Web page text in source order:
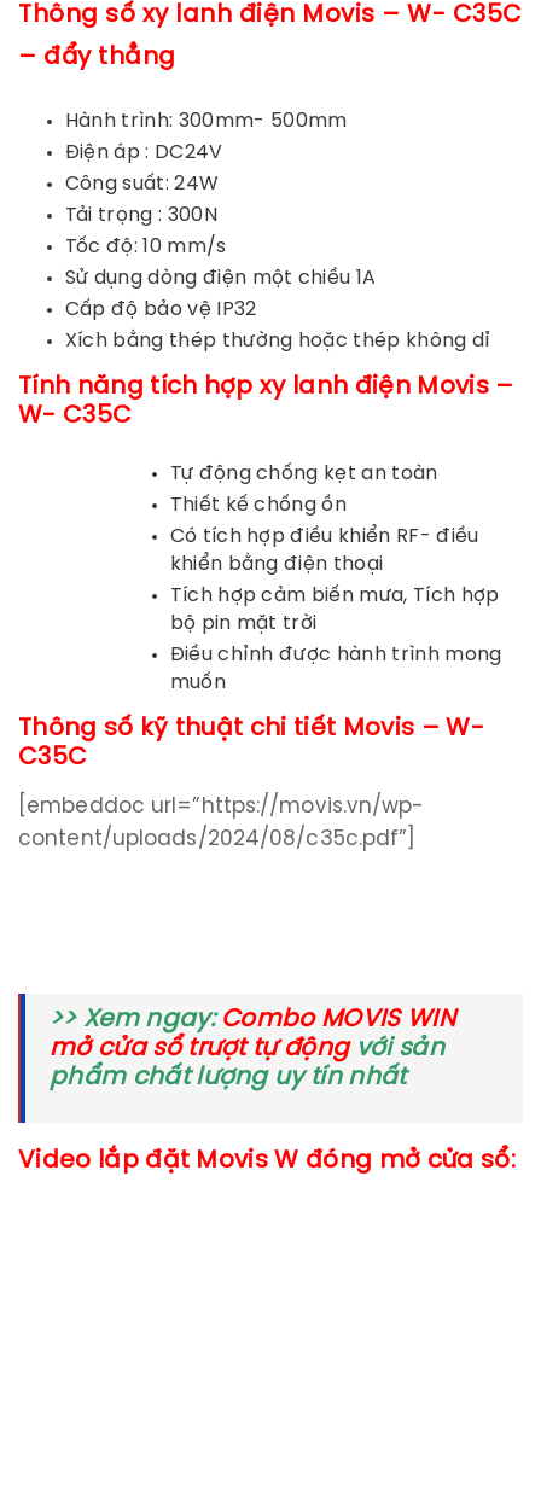
Thông số xy lanh điện Movis – W- C35C
– đẩy thẳng
Hành trình: 300mm- 500mm
Điện áp : DC24V
Công suất: 24W
Tải trọng : 300N
Tốc độ: 10 mm/s
Sử dụng dòng điện một chiều 1A
Cấp độ bảo vệ IP32
Xích bằng thép thường hoặc thép không dỉ
Tính năng tích hợp xy lanh điện Movis –
W- C35C
Tự động chống kẹt an toàn
Thiết kế chống ồn
Có tích hợp điều khiển RF- điều
khiển bằng điện thoại
Tích hợp cảm biến mưa, Tích hợp
bộ pin mặt trời
Điều chỉnh được hành trình mong
muốn
Thông số kỹ thuật chi tiết Movis – W-
C35C
[embeddoc url=”https://movis.vn/wp-
content/uploads/2024/08/c35c.pdf”]
>> Xem ngay:Combo MOVIS WIN
mở cửa sổ trượt tự độngvới sản
phẩm chất lượng uy tín nhất
Video lắp đặt Movis W đóng mở cửa sổ: